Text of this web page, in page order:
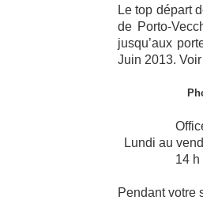
Le top départ
de Porto-
jusqu’aux
Juin 2013.
Lundi au
14 h
Pendant votre